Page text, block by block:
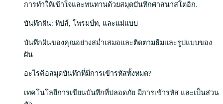
การทำให้เข้าใจและทนทานด้วยสมุดบันทึกศาสนาสโตอิก.
บันทึกฝัน: ทิปส์, โพรมป์ท, และแม่แบบ
บันทึกฝันของคุณอย่างสม่ำเสมอและติดตามธีมและรูปแบบของ
ฝัน
อะไรคือสมุดบันทึกที่มีการเข้ารหัสทั้งหมด?
เทคโนโลยีการเขียนบันทึกที่ปลอดภัย มีการเข้ารหัส และเป็นส่วน